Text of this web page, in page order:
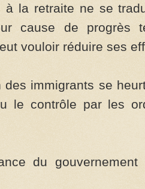
à la retraite ne se
cause de progrès
vouloir réduire ses
des immigrants se
le contrôle par les
du